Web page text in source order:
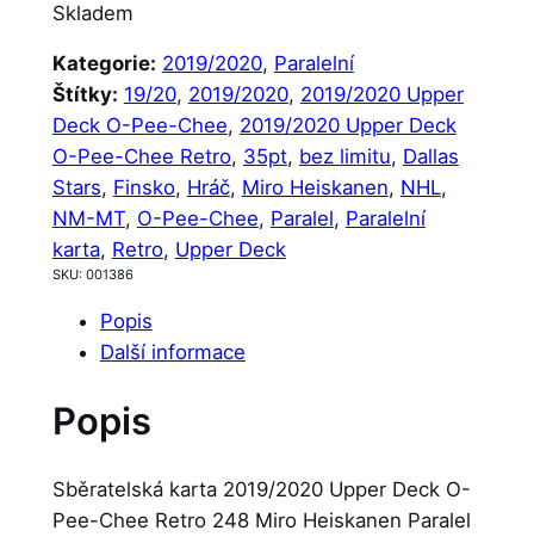
Skladem
Kategorie: 2019/2020, Paralelní
Štítky: 19/20, 2019/2020, 2019/2020 Upper
Deck O-Pee-Chee, 2019/2020 Upper Deck
O-Pee-Chee Retro, 35pt, bez limitu, Dallas
Stars, Finsko, Hráč, Miro Heiskanen, NHL
NM-MT, O-Pee-Chee, Paralel, Paralelní
karta, Retro, Upper Deck
SKU: 001386
Popis
Další informace
Popis
Sběratelská karta 2019/2020 Upper Deck O-
Pee-Chee Retro 248 Miro Heiskanen Paralel